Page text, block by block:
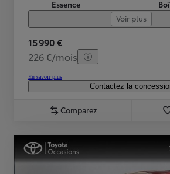
Essence
Voir plus
15 990 €
226 €/mois
En savoir plus
Contactez la
Comparez